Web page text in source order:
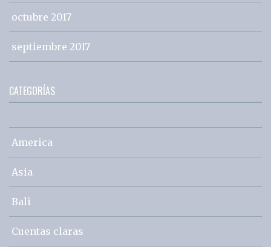
octubre 2017
septiembre 2017
CATEGORÍAS
America
Asia
Bali
Cuentas claras